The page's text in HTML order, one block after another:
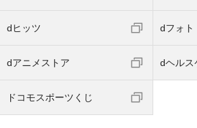
dヒッツ dフォト
dアニメストア dヘルス
ドコモスポーツくじ